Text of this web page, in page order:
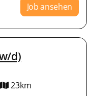
Job ansehen
d)
23km